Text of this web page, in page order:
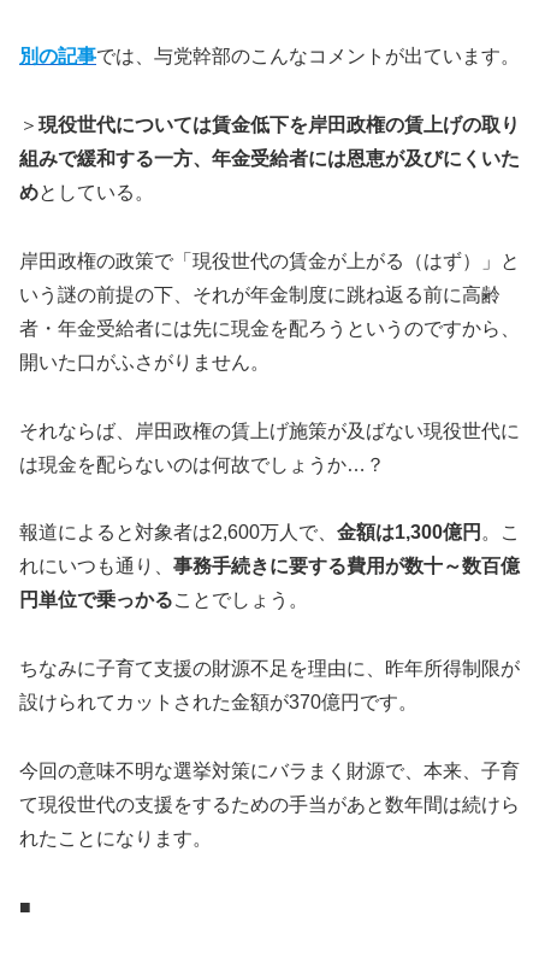
別の記事では、与党幹部のこんなコメントが出ています。
＞ 現役世代については賃金低下を岸田政権の賃上げの取り
組みで緩和する一方、年金受給者には恩恵が及びにくいた
めとしている。
岸田政権の政策で「現役世代の賃金が上がる（はず）」と
いう謎の前提の下、それが年金制度に跳ね返る前に高齢
者・年金受給者には先に現金を配ろうというのですから、
開いた口がふさがりません。
それならば、岸田政権の賃上げ施策が及ばない現役世代に
は現金を配らないのは何故でしょうか…？
報道によると対象者は2,600万人で、 金額は1,300億円 。こ
れにいつも通り、 事務手続きに要する費用が数十～数百億
円単位で乗っかることでしょう。
ちなみに子育て支援の財源不足を理由に、昨年所得制限が
設けられてカットされた金額が370億円です。
今回の意味不明な選挙対策にバラまく財源で、本来、子育
て現役世代の支援をするための手当があと数年間は続けら
れたことになります。
■